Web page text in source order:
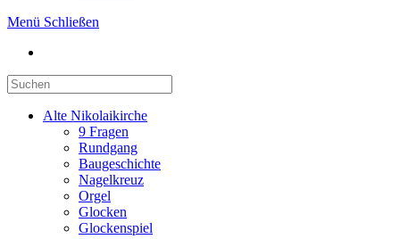
Menü Schließen
Escape
Alte Nikolaikirche
9 Fragen
Rundgang
Baugeschichte
Nagelkreuz
Orgel
Glocken
Glockenspiel